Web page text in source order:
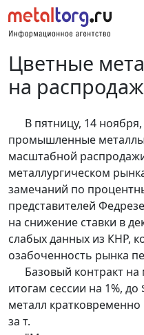
Цветные
на
В пятницу, 14
промышленные
масштабной
металлургическом
замечаний по
представителей
на снижение ставки в
слабых данных из КНР,
озабоченность рынка
Базовый контракт на
итогам сессии на 1%,
металл
за т.